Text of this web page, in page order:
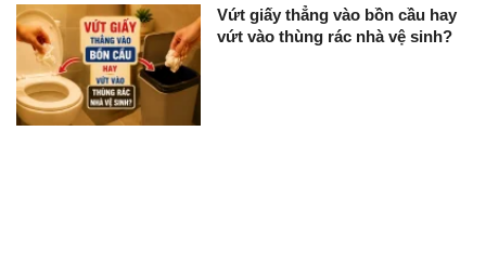
Vứt giấy thẳng vào bồn cầu hay
vứt vào thùng rác nhà vệ sinh?